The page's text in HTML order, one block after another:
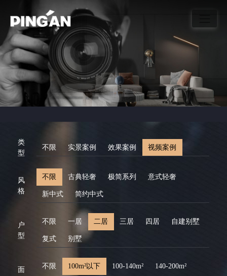
类
型
不限 实景案例 效果案例 视频案例
风
格
不限 古典轻奢 极简系列 意式轻奢
新中式 简约中式
户
型
不限 一居 二居 三居 四居 自建别墅
复式 别墅
面
不限 100m²以下 100-140m² 140-200m²